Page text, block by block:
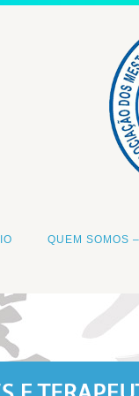
QUEM SOMOS